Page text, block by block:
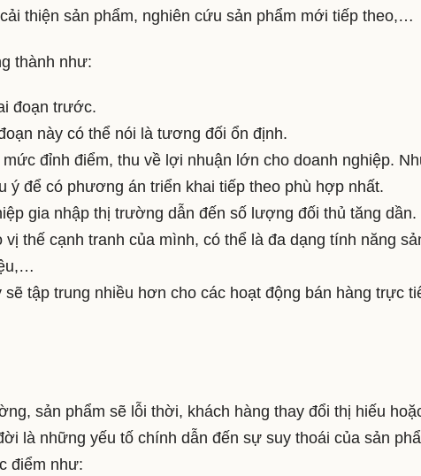
thiện sản phẩm, nghiên cứu sản phẩm mới tiếp theo,…
thành như:
đoạn trước.
này có thể nói là tương đối ổn định.
đỉnh điểm, thu về lợi nhuận lớn cho doanh nghiệp.
ý để có phương án triển khai tiếp theo phù hợp nhất.
gia nhập thị trường dẫn đến số lượng đối thủ tăng dần.
thế cạnh tranh của mình, có thể là đa dạng tính năng
tập trung nhiều hơn cho các hoạt động bán hàng trực
sản phẩm sẽ lỗi thời, khách hàng thay đổi thị hiếu
là những yếu tố chính dẫn đến sự suy thoái của sản
điểm như: